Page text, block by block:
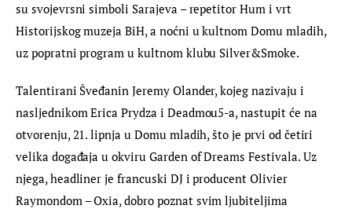
su svojevrsni simboli Sarajeva – repetitor Hum i vrt
Historijskog muzeja BiH, a noćni u kultnom Domu mladih,
uz popratni program u kultnom klubu Silver&Smoke.
Talentirani Šveđanin Jeremy Olander, kojeg nazivaju i
nasljednikom Erica Prydza i Deadmou5-a, nastupit će na
otvorenju, 21. lipnja u Domu mladih, što je prvi od četiri
velika događaja u okviru Garden of Dreams Festivala. Uz
njega, headliner je francuski DJ i producent Olivier
Raymondom – Oxia, dobro poznat svim ljubiteljima